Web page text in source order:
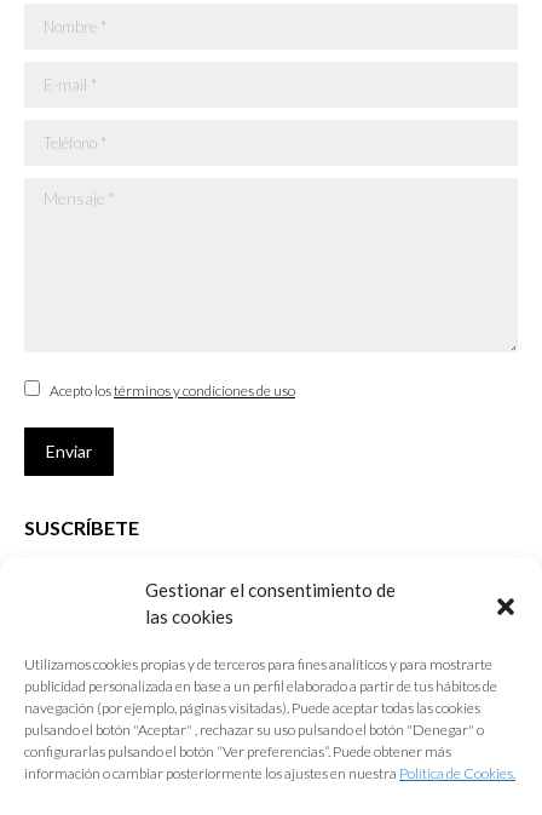
Gestionar el consentimiento de
las cookies
Utilizamos cookies propias y de terceros para fines analíticos y para mostrarte
publicidad personalizada en base a un perfil elaborado a partir de tus hábitos de
navegación (por ejemplo, páginas visitadas). Puede aceptar todas las cookies
pulsando el botón "Aceptar" , rechazar su uso pulsando el botón "Denegar" o
configurarlas pulsando el botón “Ver preferencias”. Puede obtener más
información o cambiar posteriormente los ajustes en nuestra Política de Cookies.
Nombre *
E-mail *
Teléfono *
Mensaje *
Acepto lostérminos y condiciones de uso
Enviar
SUSCRÍBETE
que desarrolla el Colegio de Arquitectos de Cádiz
E-mail *
Acepto lostérminos y condiciones de uso